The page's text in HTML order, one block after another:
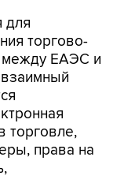
для
торгово-
между ЕАЭС и
торговле,
права на